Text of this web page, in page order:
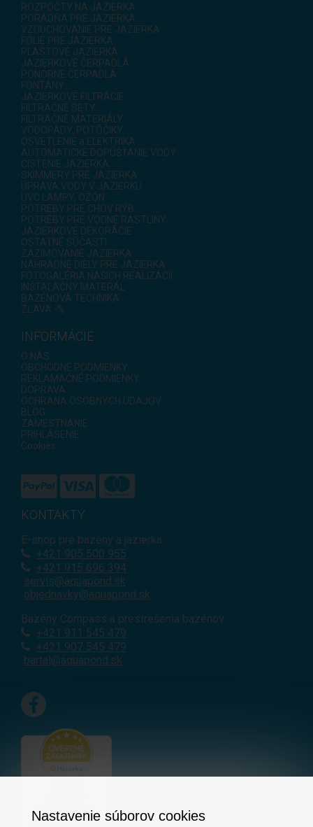
ROZPOČTY NA JAZIERKA
PORADŇA PRE JAZIERKA
VZDUCHOVANIE PRE JAZIERKA
FÓLIE PRE JAZIERKA
PLASTOVÉ JAZIERKA
JAZIERKOVÉ ČERPADLÁ
PONORNÉ ČERPADLÁ
FONTÁNY
JAZIERKOVÉ FILTRÁCIE
FILTRAČNÉ SETY
FILTRAČNÉ MATERIÁLY
VODOPÁDY, POTÔČIKY
OSVETLENIE a ELEKTRIKA
AUTOMATICKÉ DOPÚŠŤANIE VODY
ČISTENIE JAZIERKA
SKIMMERY PRE JAZIERKA
ÚPRAVA VODY V JAZIERKU
UVC LAMPY, OZÓN
POTREBY PRE CHOV RÝB
POTREBY PRE VODNÉ RASTLINY
JAZIERKOVÉ DEKORÁCIE
OSTATNÉ SÚČASTI
ZAZIMOVANIE JAZIERKA
NÁHRADNÉ DIELY PRE JAZIERKA
FOTOGALÉRIA NAŠICH REALIZÁCIÍ
INŠTALAČNÝ MATERÁL
BAZÉNOVÁ TECHNIKA
ZĽAVA -%
INFORMÁCIE
O NÁS
OBCHODNÉ PODMIENKY
REKLAMAČNÉ PODMIENKY
DOPRAVA
OCHRANA OSOBNÝCH ÚDAJOV
BLOG
ZAMESTNANIE
PRIHLÁSENIE
Cookies
KONTAKTY
E-shop pre bazény a jazierka
+421 905 500 955
+421 915 696 394
servis@aquapond.sk
objednavky@aquapond.sk
Bazény Compass a prestrešenia bazénov
+421 911 545 479
+421 907 545 479
bartal@aquapond.sk
Nastavenie súborov cookies